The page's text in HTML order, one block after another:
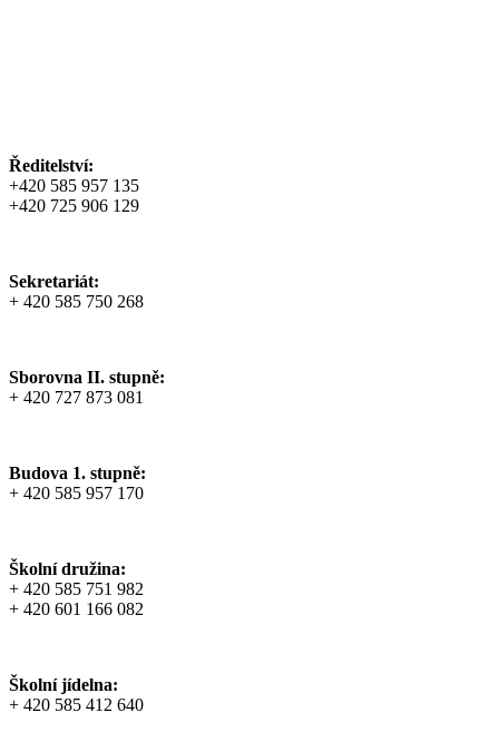
Ředitelství:
+420 585 957 135
+420 725 906 129
Sekretariát:
+ 420 585 750 268
Sborovna II. stupně:
+ 420 727 873 081
Budova 1. stupně:
+ 420 585 957 170
Školní družina:
+ 420 585 751 982
+ 420 601 166 082
Školní jídelna:
+ 420 585 412 640